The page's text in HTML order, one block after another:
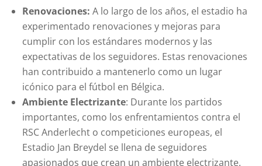
Renovaciones: A lo largo de los años, el estadio ha
experimentado renovaciones y mejoras para
cumplir con los estándares modernos y las
expectativas de los seguidores. Estas renovaciones
han contribuido a mantenerlo como un lugar
icónico para el fútbol en Bélgica.
Ambiente Electrizante: Durante los partidos
importantes, como los enfrentamientos contra el
RSC Anderlecht o competiciones europeas, el
Estadio Jan Breydel se llena de seguidores
apasionados que crean un ambiente electrizante.